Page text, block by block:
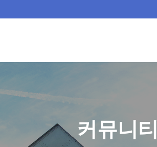
커뮤니티